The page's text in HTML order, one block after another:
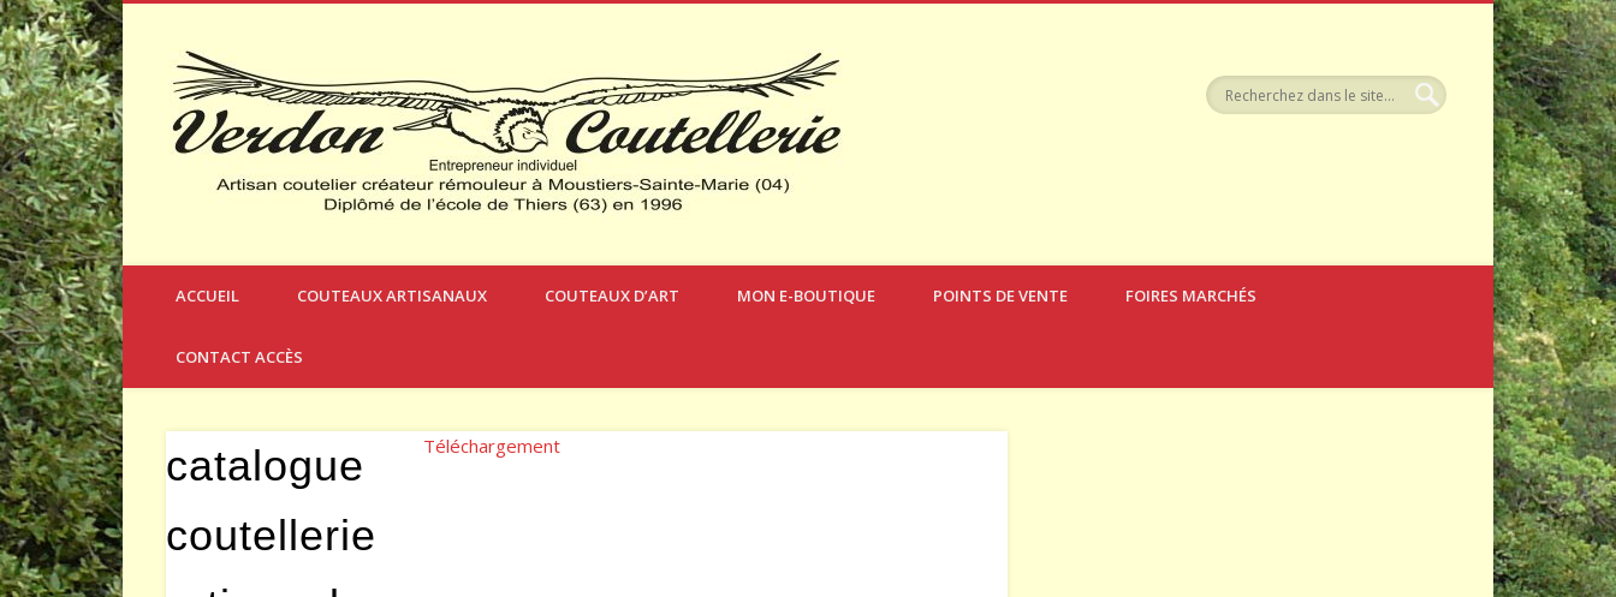
Créateur et Fabricant de Couteaux à Thèmes
ACCUEIL COUTEAUX ARTISANAUX COUTEAUX D’ART MON E-BOUTIQUE POINTS DE VENTE FOIRES MARCHÉS
CONTACT ACCÈS
catalogue
coutellerie
Téléchargement